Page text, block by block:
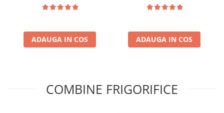
Alb/Albastru
ADAUGA IN COS
cm, Alb
ADAUGA IN COS
COMBINE FRIGORIFICE